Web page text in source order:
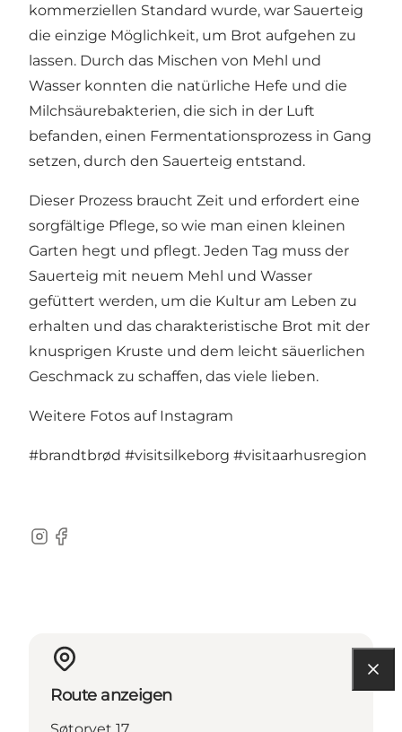
kommerziellen Standard wurde, war Sauerteig
die einzige Möglichkeit, um Brot aufgehen zu
lassen. Durch das Mischen von Mehl und
Wasser konnten die natürliche Hefe und die
Milchsäurebakterien, die sich in der Luft
befanden, einen Fermentationsprozess in Gang
setzen, durch den Sauerteig entstand.
Dieser Prozess braucht Zeit und erfordert eine
sorgfältige Pflege, so wie man einen kleinen
Garten hegt und pflegt. Jeden Tag muss der
Sauerteig mit neuem Mehl und Wasser
gefüttert werden, um die Kultur am Leben zu
erhalten und das charakteristische Brot mit der
knusprigen Kruste und dem leicht säuerlichen
Geschmack zu schaffen, das viele lieben.
Weitere Fotos auf Instagram
#brandtbrød #visitsilkeborg #visitaarhusregion
Instagram
Facebook
Route anzeigen